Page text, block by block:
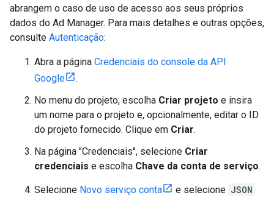
abrangem o caso de uso de acesso aos seus próprios
dados do Ad Manager. Para mais detalhes e outras opções,
consulte Autenticação:
Abra a página Credenciais do console da API
Google
.
No menu do projeto, escolha Criar projeto e insira
um nome para o projeto e, opcionalmente, editar o ID
do projeto fornecido. Clique em Criar.
Na página "Credenciais", selecione Criar
credenciais e escolha Chave da conta de serviço.
Selecione Novo serviço conta e selecione JSON